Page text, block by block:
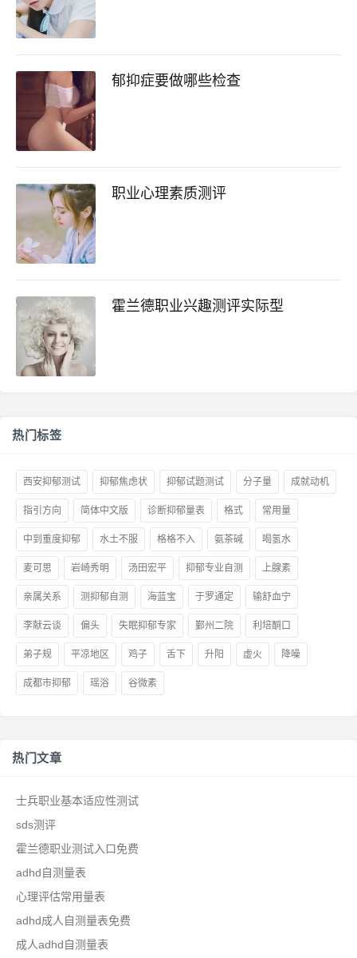
郁抑症要做哪些检查
职业心理素质测评
霍兰德职业兴趣测评实际型
热门标签
西安抑郁测试 抑郁焦虑状 抑郁试题测试 分子量 成就动机
指引方向 简体中文版 诊断抑郁量表 格式 常用量
中到重度抑郁 水土不服 格格不入 氨茶碱 喝氢水
麦可思 岩崎秀明 汤田宏平 抑郁专业自测 上腺素
亲属关系 测抑郁自测 海蓝宝 于罗通定 输舒血宁
李献云谈 偏头 失眠抑郁专家 鄞州二院 利培酮口
弟子规 平凉地区 鸡子 舌下 升阳 虚火 降噪
成都市抑郁 瑶浴 谷微素
热门文章
士兵职业基本适应性测试
sds测评
霍兰德职业测试入口免费
adhd自测量表
心理评估常用量表
adhd成人自测量表免费
成人adhd自测量表